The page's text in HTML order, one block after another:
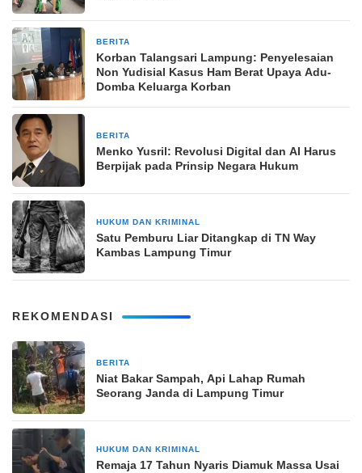
BERITA
Korban Talangsari Lampung: Penyelesaian
Non Yudisial Kasus Ham Berat Upaya Adu-
Domba Keluarga Korban
BERITA
Menko Yusril: Revolusi Digital dan AI Harus
Berpijak pada Prinsip Negara Hukum
HUKUM DAN KRIMINAL
Satu Pemburu Liar Ditangkap di TN Way
Kambas Lampung Timur
REKOMENDASI
BERITA
Niat Bakar Sampah, Api Lahap Rumah
Seorang Janda di Lampung Timur
HUKUM DAN KRIMINAL
Remaja 17 Tahun Nyaris Diamuk Massa Usai